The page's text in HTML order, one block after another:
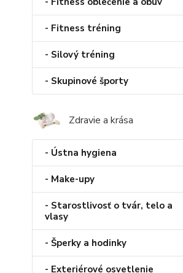
- Fitness tréning
- Silový tréning
- Skupinové športy
Zdravie a krása
- Ústna hygiena
- Make-upy
- Starostlivosť o tvár, telo a
vlasy
- Šperky a hodinky
- Exteriérové osvetlenie